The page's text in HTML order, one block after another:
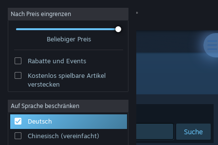
Anmelden
Info
Support
Nach Preis eingrenzen
Beliebiger Preis
Rabatte und Events
Kostenlos spielbare Artikel
verstecken
Auf Sprache beschränken
Deutsch
Chinesisch (vereinfacht)
Entwickler: Darkraven
Sortieren nach Relevanz
Suche